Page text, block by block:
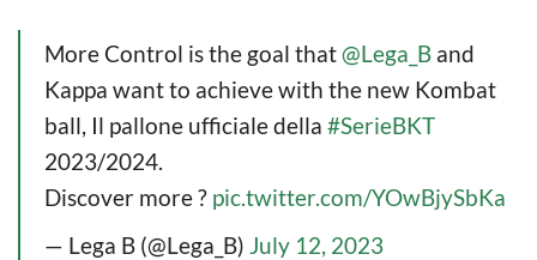
More Control is the goal that@Lega_B and
Kappa want to achieve with the new Kombat
ball, Il pallone ufficiale della #SerieBKT
2023/2024.
Discover more ? pic.twitter.com/YOwBjySbKa
— Lega B (@Lega_B) July 12, 2023